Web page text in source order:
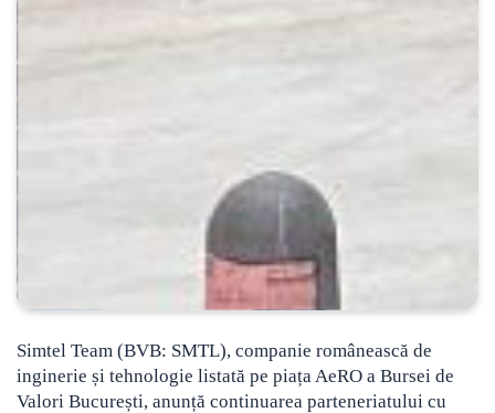
Simtel Team (BVB: SMTL), companie românească de
inginerie și tehnologie listată pe piața AeRO a Bursei de
Valori București, anunță continuarea parteneriatului cu